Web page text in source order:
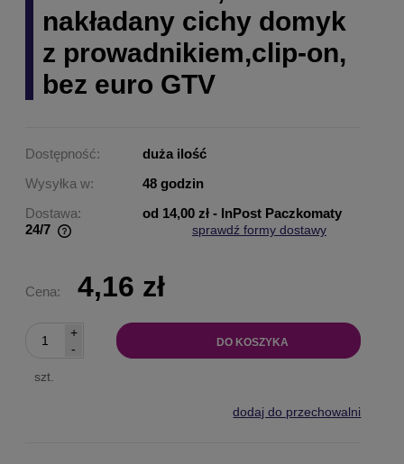
nakładany cichy domyk
z prowadnikiem,clip-on,
bez euro GTV
Dostępność:
duża ilość
Wysyłka w:
48 godzin
Dostawa:
od 14,00 zł - InPost Paczkomaty
24/7
sprawdź formy dostawy
Cena: 4,16 zł
-
+
szt.
DO KOSZYKA
dodaj do przechowalni